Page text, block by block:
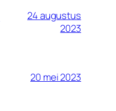
24 augustus
2023
20 mei 2023